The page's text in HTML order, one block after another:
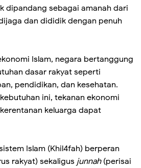
dipandang sebagai amanah dari
dan dididik dengan penuh
Islam, negara bertanggung
dasar rakyat seperti
pendidikan, dan kesehatan.
ini, tekanan ekonomi
keluarga dapat
Islam (Khil4fah) berperan
rakyat) sekaligus junnah(perisai